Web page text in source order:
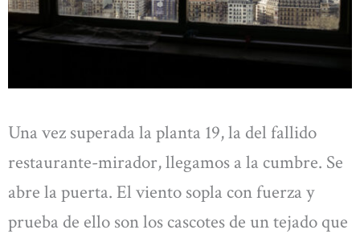
Una vez superada la planta 19, la del fallido
restaurante-mirador, llegamos a la cumbre. Se
abre la puerta. El viento sopla con fuerza y
prueba de ello son los cascotes de un tejado que